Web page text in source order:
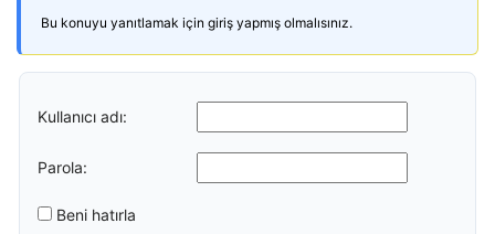
Bu konuyu yanıtlamak için giriş yapmış olmalısınız.
Kullanıcı adı:
Parola:
Beni hatırla